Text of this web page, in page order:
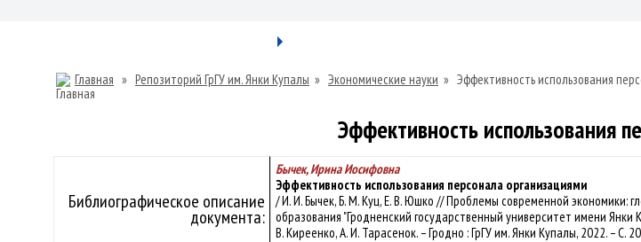
Главная » Репозиторий ГрГУ им. Янки Купалы » Экономические науки » Эффективность использования
Эффективность использования
Библиографическое описание
документа:
Бычек, Ирина Иосифовна
Эффективность использования персонала организациями
/ И. И. Бычек, Б. М. Куц, Е. В. Юшко // Проблемы современной экономики:
образования "Гродненский государственный университет имени Янки
В. Киреенко, А. И. Тарасенок. – Гродно : ГрГУ им. Янки Купалы, 2022. – С.